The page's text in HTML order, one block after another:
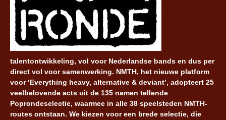
talentontwikkeling, vol voor Nederlandse bands en dus per
direct vol voor samenwerking. NMTH, het nieuwe platform
voor ‘Everything heavy, alternative & deviant’, adopteert 25
veelbelovende acts uit de 135 namen tellende
Poprondeselectie, waarmee in alle 38 speelsteden NMTH-
routes ontstaan. We kiezen voor een brede selectie, die